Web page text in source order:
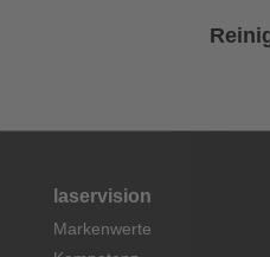
laservision
Markenwerte